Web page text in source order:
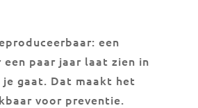
een
een paar jaar laat zien in
gaat. Dat maakt het
voor preventie.